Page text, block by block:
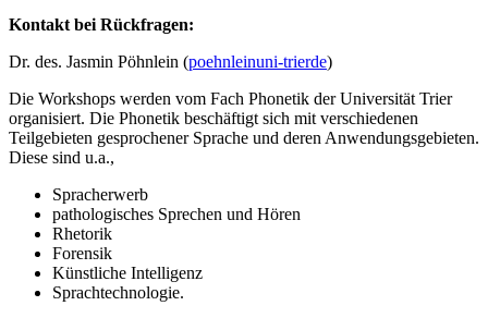
Kontakt bei Rückfragen:
Dr. des. Jasmin Pöhnlein (poehnleinuni-trierde)
Die Workshops werden vom Fach Phonetik der Universität Trier
organisiert. Die Phonetik beschäftigt sich mit verschiedenen
Teilgebieten gesprochener Sprache und deren Anwendungsgebieten.
Diese sind u.a.,
Spracherwerb
pathologisches Sprechen und Hören
Rhetorik
Forensik
Künstliche Intelligenz
Sprachtechnologie.